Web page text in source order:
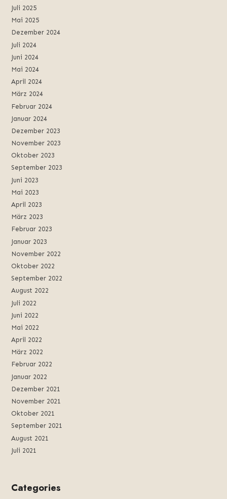
Juli 2025
Mai 2025
Dezember 2024
Juli 2024
Juni 2024
Mai 2024
April 2024
März 2024
Februar 2024
Januar 2024
Dezember 2023
November 2023
Oktober 2023
September 2023
Juni 2023
Mai 2023
April 2023
März 2023
Februar 2023
Januar 2023
November 2022
Oktober 2022
September 2022
August 2022
Juli 2022
Juni 2022
Mai 2022
April 2022
März 2022
Februar 2022
Januar 2022
Dezember 2021
November 2021
Oktober 2021
September 2021
August 2021
Juli 2021
Categories